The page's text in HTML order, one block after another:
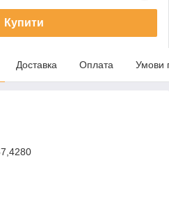
Купити
Доставка Оплата Умови